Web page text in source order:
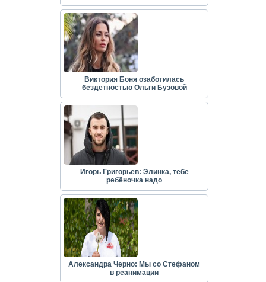
Виктория Боня озаботилась
бездетностью Ольги Бузовой
Игорь Григорьев: Элинка, тебе
ребёночка надо
Александра Черно: Мы со Стефаном
в реанимации